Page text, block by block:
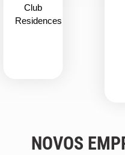
Club
Residences
NOVOS